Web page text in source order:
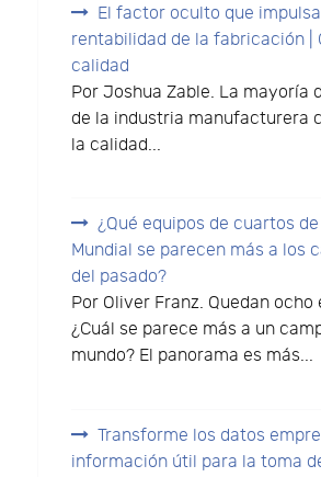
El factor oculto que
rentabilidad de la fabricación |
calidad
Por Joshua Zable. La mayoría
de la industria manufacturera
la calidad...
¿Qué equipos de cuartos
Mundial se parecen más a los
del pasado?
Por Oliver Franz. Quedan ocho
¿Cuál se parece más a un
mundo? El panorama es más...
Transforme los datos
información útil para la toma